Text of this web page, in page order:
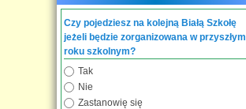
Czy pojedziesz na kolejną Białą Szkołę
jeżeli będzie zorganizowana w przyszłym
roku szkolnym?
Tak
Nie
Zastanowię się